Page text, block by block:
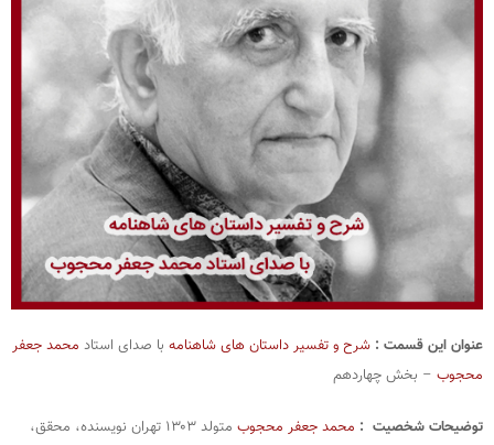
عنوان این قسمت : شرح و تفسیر داستان های شاهنامه با صدای استاد محمد جعفر
محجوب – بخش چهاردهم
توضیحات شخصیت : محمد جعفر محجوب
متولد ۱۳۰۳ تهران نویسنده، محقق،